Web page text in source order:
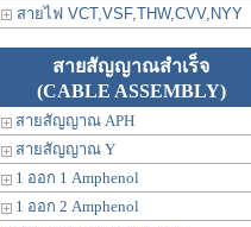
สายไฟ VCT,VSF,THW,CVV,NYY
สายสัญญาณสำเร็จ
(CABLE ASSEMBLY)
สายสัญญาณ APH
สายสัญญาณ Y
1 ออก 1 Amphenol
1 ออก 2 Amphenol